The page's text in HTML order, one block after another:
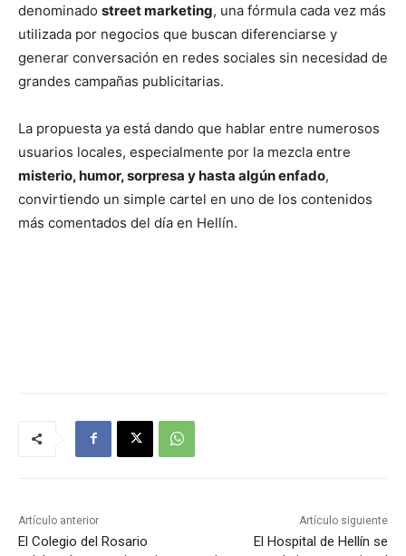
denominado street marketing, una fórmula cada vez más
utilizada por negocios que buscan diferenciarse y
generar conversación en redes sociales sin necesidad de
grandes campañas publicitarias.
La propuesta ya está dando que hablar entre numerosos
usuarios locales, especialmente por la mezcla entre
misterio, humor, sorpresa y hasta algún enfado,
convirtiendo un simple cartel en uno de los contenidos
más comentados del día en Hellín.
Artículo anterior
El Colegio del Rosario
Artículo siguiente
El Hospital de Hellín se